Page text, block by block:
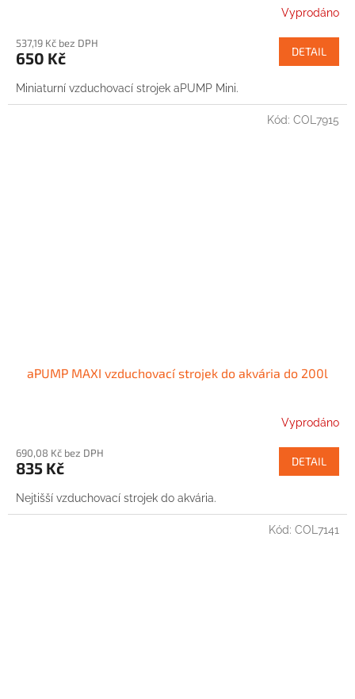
Vyprodáno
537,19 Kč bez DPH
650 Kč DETAIL
Miniaturní vzduchovací strojek aPUMP Mini.
aPUMP MAXI vzduchovací strojek do akvária do 200l
Vyprodáno
690,08 Kč bez DPH
835 Kč DETAIL
Nejtišší vzduchovací strojek do akvária.
Kód: COL7915
Kód: COL7141